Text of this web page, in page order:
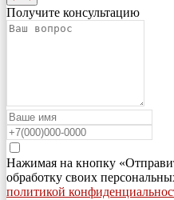
Получите консультацию
Нажимая на кнопку
обработку своих
политикой